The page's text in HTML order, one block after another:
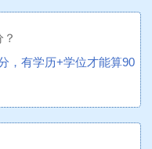
，有学历+学位才能算90